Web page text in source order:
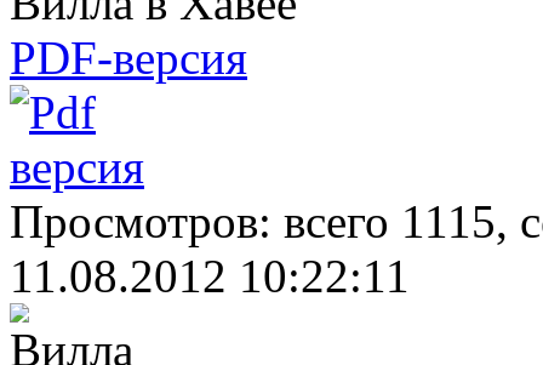
PDF-версия
Просмотров: всего 1115,
11.08.2012 10:22:11